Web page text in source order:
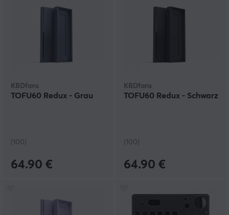
KBDfans
TOFU60 Redux - Grau
(100)
64.90 €
KBDfans
TOFU60 Redux - Schwarz
(100)
64.90 €